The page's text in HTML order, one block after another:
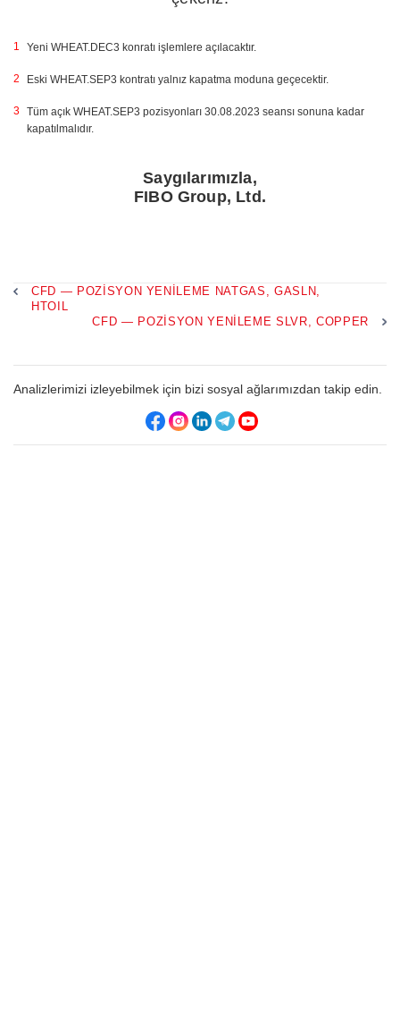
Yeni WHEAT.DEC3 konratı işlemlere açılacaktır.
Eski WHEAT.SEP3 kontratı yalnız kapatma moduna geçecektir.
Tüm açık WHEAT.SEP3 pozisyonları 30.08.2023 seansı sonuna kadar
kapatılmalıdır.
Saygılarımızla,
FIBO Group, Ltd.
CFD — POZISYON YENILEME NATGAS, GASLN,
HTOIL
CFD — POZISYON YENILEME SLVR, COPPER
Analizlerimizi izleyebilmek için bizi sosyal ağlarımızdan takip edin.